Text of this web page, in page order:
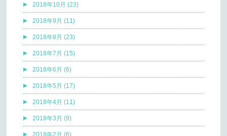
2018年10月 (23)
2018年9月 (11)
2018年8月 (23)
2018年7月 (15)
2018年6月 (6)
2018年5月 (17)
2018年4月 (11)
2018年3月 (9)
2018年2月 (6)